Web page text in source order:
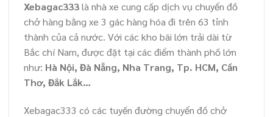
Xebagac333là nhà xe cung cấp dịch vụ chuyển đồ
chở hàng bằng xe 3 gác hàng hóa đi trên 63 tỉnh
thành của cả nước. Với các kho bãi lớn trải dài từ
Bắc chí Nam, được đặt tại các điểm thành phố lớn
như: Hà Nội, Đà Nẵng, Nha Trang, Tp. HCM, Cần
Thơ, Đắk Lắk…
Xebagac333 có các tuyến đường chuyển đồ chở